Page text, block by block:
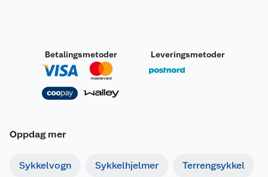
Betalingsmetoder Leveringsmetoder
Oppdag mer
Sykkelvogn Sykkelhjelmer Terrengsykkel